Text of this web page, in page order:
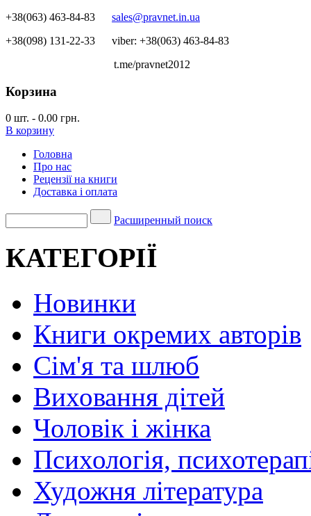
+38(063) 463-84-83 sales@pravnet.in.ua
+38(098) 131-22-33 viber: +38(063) 463-84-83
t.me/pravnet2012
Корзина
0 шт. - 0.00 грн.
В корзину
Головна
Про нас
Рецензії на книги
Доставка і оплата
Расширенный поиск
КАТЕГОРІЇ
Новинки
Книги окремих авторів
Сім'я та шлюб
Виховання дітей
Чоловік і жінка
Психологія,
Художня література